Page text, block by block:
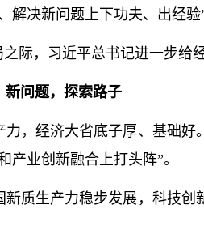
解决新问题上下功夫、出经验”
之际，习近平总书记进一步给
新问题，探索路子
，经济大省底子厚、基础好
产业创新融合上打头阵”。
新质生产力稳步发展，科技